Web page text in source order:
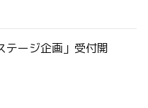
テージ企画」受付開